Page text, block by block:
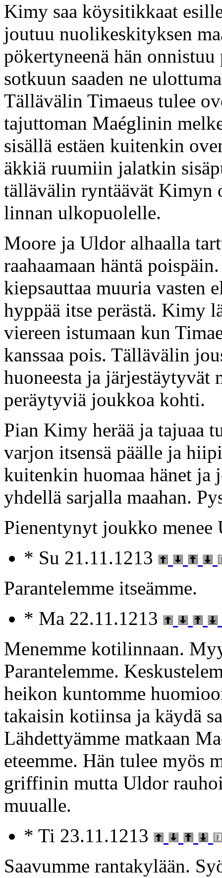
Kimy saa köysitikkaat
joutuu nuolikeskityksen
pökertyneenä hän
sotkuun saaden ne
Tällävälin Timaeus tulee
tajuttoman Maéglinin
sisällä estäen kuitenkin
äkkiä ruumiin jalatkin
tällävälin ryntäävät Kimyn
linnan ulkopuolelle.
Moore ja Uldor alhaalla
raahaamaan häntä
kiepsauttaa muuria
hyppää itse perästä. Kimy
viereen istumaan kun
kanssaa pois. Tällävälin
huoneesta ja
peräytyviä joukkoa kohti.
Pian Kimy herää ja tajuaa
varjon itsensä päälle ja
kuitenkin huomaa hänet ja
yhdellä sarjalla maahan.
Pienentynyt joukko
* Su 21.11.1213
Parantelemme itseämme.
* Ma 22.11.1213
Menemme kotilinnaan.
Parantelemme.
heikon kuntomme
takaisin kotiinsa ja käydä
Lähdettyämme matkaan
eteemme. Hän tulee myös
griffinin mutta Uldor
muualle.
* Ti 23.11.1213
Saavumme rantakylään.